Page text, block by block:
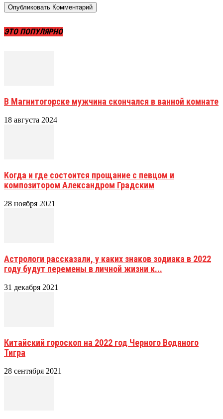
ЭТО ПОПУЛЯРНО
В Магнитогорске мужчина скончался в ванной комнате
18 августа 2024
Когда и где состоится прощание с певцом и
композитором Александром Градским
28 ноября 2021
Астрологи рассказали, у каких знаков зодиака в 2022
году будут перемены в личной жизни к...
31 декабря 2021
Китайский гороскоп на 2022 год Черного Водяного
Тигра
28 сентября 2021